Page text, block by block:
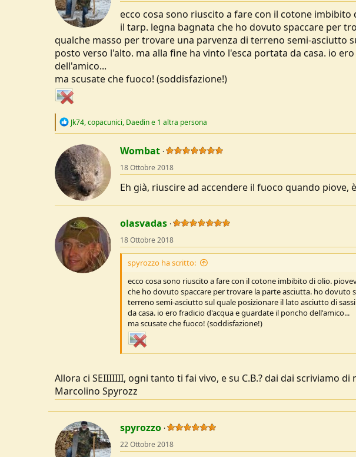
ecco cosa sono riuscito a fare con il cotone
il tarp. legna bagnata che ho dovuto spaccare per
qualche masso per trovare una parvenza di terreno semi-asciutto
posto verso l'alto. ma alla fine ha vinto l'esca portata da casa. io
dell'amico...
ma scusate che fuoco! (soddisfazione!)
R
c
t
i
o
n
s
:
Jk74,copacunici, Daedine 1 altra persona
Wombat
18 Ottobre 2018
Eh già, riuscire ad accendere il fuoco quando piove,
olasvadas
18 Ottobre 2018
spyrozzo ha scritto:
ecco cosa sono riuscito a fare con il cotone imbibito di olio.
che ho dovuto spaccare per trovare la parte asciutta. ho dovuto
terreno semi-asciutto sul quale posizionare il lato asciutto di
da casa. io ero fradicio d'acqua e guardate il poncho dell'amico...
ma scusate che fuoco! (soddisfazione!)
Allora ci SEIIIIIII, ogni tanto ti fai vivo, e su C.B.? dai dai scriviamo
Marcolino Spyrozz
spyrozzo
22 Ottobre 2018